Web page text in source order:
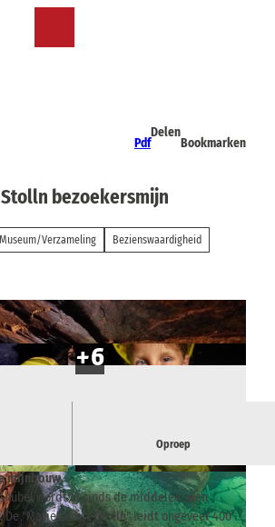
Pdf
Delen
Bookmarken
bezoekersmijn
Museum/Verzameling
Bezienswaardigheid
|
CC-BY-SA
© Marko Förster | AI-geoptimaliseerd |
CC-BY-SA
Oproep
met toegankelijke tunnels, smalle
mijnbouw.
wordt al sinds de middeleeuwen
De "Marie Louise Stolln" leidt ongeveer 400